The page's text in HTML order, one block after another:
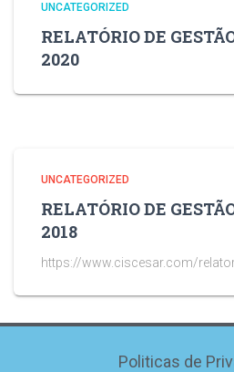
UNCATEGORIZED
RELATÓRIO DE
2020
UNCATEGORIZED
RELATÓRIO DE
2018
https://www.ciscesar.com/
Politicas de